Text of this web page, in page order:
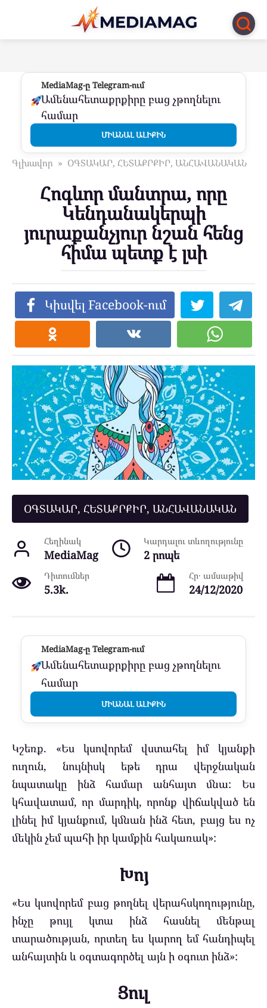
Перейти
контенту
MediaMag-ը Telegram-ում
Ամենահետաքրքիրը բաց չթողնելու
համար
ՄԻԱՆԱԼ ԱԼԻՔԻՆ
Գլխավոր » ՕԳՏԱԿԱՐ, ՀԵՏԱՔՐՔԻՐ, ԱՆՀԱՎԱՆԱԿԱՆ
Հոգևոր մանտրա, որը
Կենդանակերպի
յուրաքանչյուր նշան հենց
հիմա պետք է լսի
Կիսվել Facebook-ում
ՕԳՏԱԿԱՐ, ՀԵՏԱՔՐՔԻՐ, ԱՆՀԱՎԱՆԱԿԱՆ
Հեղինակ
MediaMag
Կարդալու տևողությունը
2 րոպե
Դիտումներ
5.3k.
Հր․ ամսաթիվ
24/12/2020
MediaMag-ը Telegram-ում
Ամենահետաքրքիրը բաց չթողնելու
համար
ՄԻԱՆԱԼ ԱԼԻՔԻՆ
Կշեռք. «Ես կսովորեմ վստահել իմ կյանքի
ուղուն, նույնիսկ եթե դրա վերջնական
նպատակը ինձ համար անհայտ մնա: Ես
կհավատամ, որ մարդիկ, որոնք վիճակված են
լինել իմ կյանքում, կմնան ինձ հետ, բայց ես ոչ
մեկին չեմ պահի իր կամքին հակառակ»:
Խոյ
«Ես կսովորեմ բաց թողնել վերահսկողությունը,
ինչը թույլ կտա ինձ հասնել մենթալ
տարածության, որտեղ ես կարող եմ հանդիպել
անհայտին և օգտագործել այն ի օգուտ ինձ»:
Ցուլ